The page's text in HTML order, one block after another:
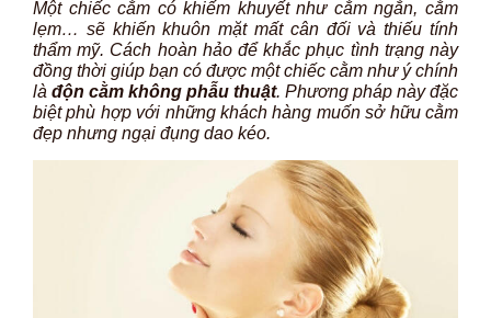
Một chiếc cằm có khiếm khuyết như cằm ngắn, cằm
lẹm… sẽ khiến khuôn mặt mất cân đối và thiếu tính
thẩm mỹ. Cách hoàn hảo để khắc phục tình trạng này
đồng thời giúp bạn có được một chiếc cằm như ý chính
là độn cằm không phẫu thuật. Phương pháp này đặc
biệt phù hợp với những khách hàng muốn sở hữu cằm
đẹp nhưng ngại đụng dao kéo.